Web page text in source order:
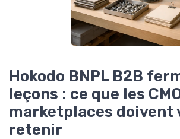
Hokodo BNPL B2B
leçons : ce que les
marketplaces doivent
retenir